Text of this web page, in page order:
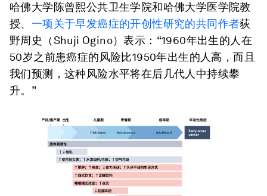
哈佛大学陈曾熙公共卫生学院和哈佛大学医学院教
授、 一项关于早发癌症的开创性研究的共同作者荻
野周史（Shuji Ogino）表示：“1960年出生的人在
50岁之前患癌症的风险比1950年出生的人高，而且
我们预测，这种风险水平将在后几代人中持续攀
升。”